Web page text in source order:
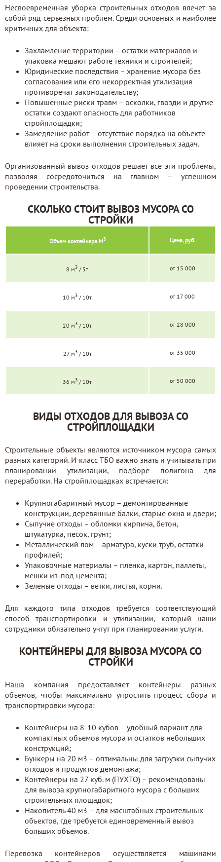
Несвоевременная уборка строительных отходов влечет за
собой ряд серьезных проблем. Среди основных и наиболее
критичных для объекта:
Захламление территории – остатки материалов и
упаковка мешают работе техники и строителей;
Юридические последствия – хранение мусора без
согласования или его некорректная утилизация
противоречат законодательству;
Повышенные риски травм – осколки, гвозди и другие
остатки создают опасность для работников
стройплощадки;
Замедление работ – отсутствие порядка на объекте
влияет на сроки выполнения строительных задач.
Организованный вывоз отходов решает все эти проблемы,
позволяя сосредоточиться на главном – успешном
проведении строительства.
СКОЛЬКО СТОИТ ВЫВОЗ МУСОРА СО
СТРОЙКИ
Объем контейнера М3 Цена, руб.
8 м3 / 5т от 15 000
10 м3 / 10т от 17 000
20 м3 / 10т от 28 000
27 м3/ 10т от 35 000
36 м3 / 10т от 50 000
ВИДЫ ОТХОДОВ ДЛЯ ВЫВОЗА СО
СТРОЙПЛОЩАДКИ
Строительные объекты являются источником мусора самых
разных категорий. И класс ТБО важно знать и учитывать при
планировании утилизации, подборе полигона для
переработки. На стройплощадках встречается:
Крупногабаритный мусор – демонтированные
конструкции, деревянные балки, старые окна и двери;
Сыпучие отходы – обломки кирпича, бетон,
штукатурка, песок, грунт;
Металлический лом – арматура, куски труб, остатки
профилей;
Упаковочные материалы – пленка, картон, паллеты,
мешки из-под цемента;
Зеленые отходы – ветки, листья, корни.
Для каждого типа отходов требуется соответствующий
способ транспортировки и утилизации, который наши
сотрудники обязательно учтут при планировании услуги.
КОНТЕЙНЕРЫ ДЛЯ ВЫВОЗА МУСОРА СО
СТРОЙКИ
Наша компания предоставляет контейнеры разных
объемов, чтобы максимально упростить процесс сбора и
транспортировки мусора:
Контейнеры на 8-10 кубов – удобный вариант для
компактных объемов мусора и остатков небольших
конструкций;
Бункеры на 20 м3 – оптимальны для загрузки сыпучих
отходов и продуктов демонтажа;
Контейнеры на 27 куб. м (ПУХТО) – рекомендованы
для вывоза крупногабаритного мусора с больших
строительных площадок;
Накопитель 40 м3 – для масштабных строительных
объектов, где требуется единовременный вывоз
больших объемов.
Перевозка контейнеров осуществляется машинами